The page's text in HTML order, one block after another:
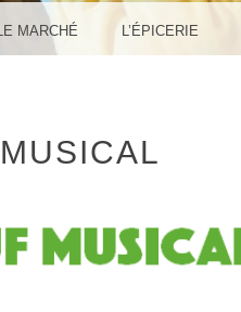
MARCHÉ L’ÉPICERIE